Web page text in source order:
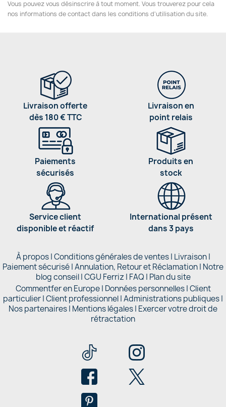
Vous pouvez vous désinscrire à tout moment. Vous trouverez pour cela
nos informations de contact dans les conditions d'utilisation du site.
Livraison offerte
dès 180 € TTC
Livraison en
point relais
Paiements
sécurisés
Produits en
stock
Service client
disponible et réactif
International présent
dans 3 pays
À propos|Conditions générales de ventes| Livraison|
Paiement sécurisé|Annulation, Retour et Réclamation| Notre
blog conseil|CGU Ferriz | FAQ | Plan du site
Commentfer en Europe| Données personnelles|Client
particulier|Client professionnel|Administrations publiques|
Nos partenaires | Mentions légales| Exercer votre droit de
rétractation